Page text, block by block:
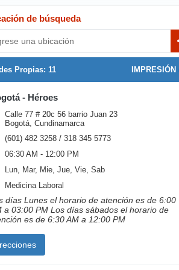
de búsqueda
Propias: 11 IMPRESIÓN
- Héroes
Calle 77 # 20c 56 barrio Juan 23
Bogotá, Cundinamarca
(601) 482 3258 / 318 345 5773
06:30 AM - 12:00 PM
Lun, Mar, Mie, Jue, Vie, Sab
Medicina Laboral
días Lunes el horario de atención es de 6:00
a 03:00 PM Los días sábados el horario de
es de 6:30 AM a 12:00 PM